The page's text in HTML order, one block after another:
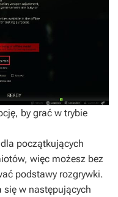
by grać w trybie
początkujących
więc możesz bez
podstawy rozgrywki.
się w następujących